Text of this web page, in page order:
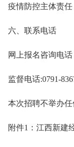
疫情防控主体责
六、联系电话
网上报名咨询电话
监督电话:0791-
本次招聘不举办任
附件1：江西新建